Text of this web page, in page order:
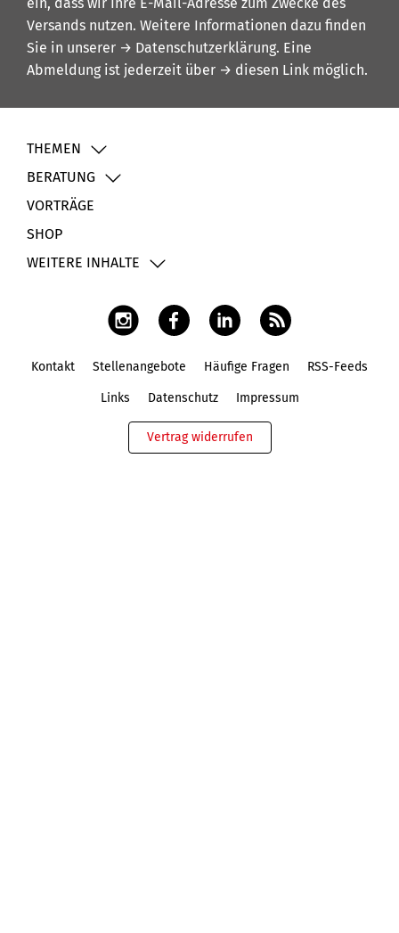
Versands nutzen. Weitere Informationen dazu finden
Sie in unserer → Datenschutzerklärung. Eine
Abmeldung ist jederzeit über → diesen Link möglich.
THEMEN
BERATUNG
VORTRÄGE
SHOP
WEITERE INHALTE
Kontakt Stellenangebote Häufige Fragen RSS-Feeds
Links Datenschutz Impressum
Vertrag widerrufen